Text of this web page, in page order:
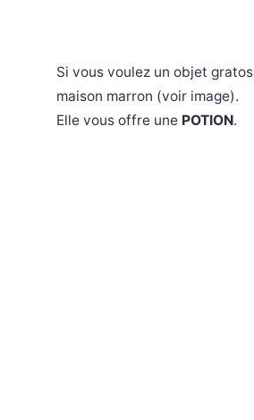
Si vous voulez un objet
maison marron (voir image).
Elle vous offre une POTION.